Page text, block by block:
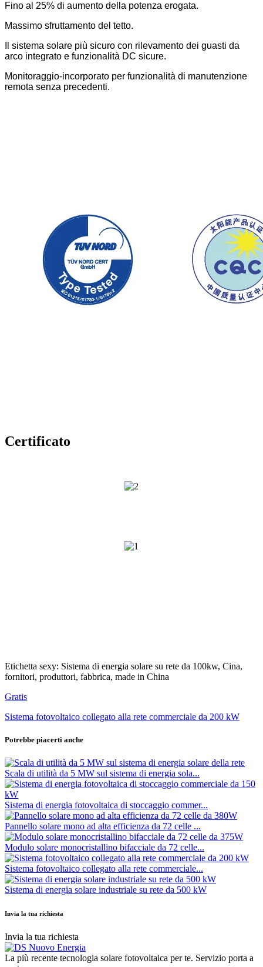
Fino al 25% di aumento della potenza erogata.
Massimo sfruttamento del tetto.
Il sistema solare più sicuro con rilevamento dei guasti da
arco integrato e funzionalità DC sicure.
Monitoraggio-incorporato per funzionalità di manutenzione
remota senza precedenti.
Certificato
Etichetta sexy: Sistema di energia solare su rete da 100kw, Cina,
fornitori, produttori, fabbrica, made in China
Gratis
Sistema fotovoltaico collegato alla rete commerciale da 200 kW
Potrebbe piacerti anche
Scala di utilità da 5 MW sul sistema di energia sola...
Sistema di energia fotovoltaica di stoccaggio commer...
Pannello solare mono ad alta efficienza da 72 celle ...
Modulo solare monocristallino bifacciale da 72 celle...
Sistema fotovoltaico collegato alla rete commerciale...
Sistema di energia solare industriale su rete da 500 kW
Invia la tua richiesta
Invia la tua richiesta
La più recente tecnologia solare fotovoltaica per te. Servizio porta a